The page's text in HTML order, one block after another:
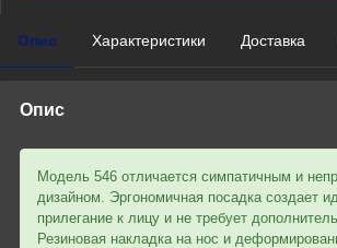
Опис Характеристики Доставка
Опис
Модель 546 отличается симпатичным и
дизайном. Эргономичная посадка создает
прилегание к лицу и не требует
Резиновая накладка на нос и